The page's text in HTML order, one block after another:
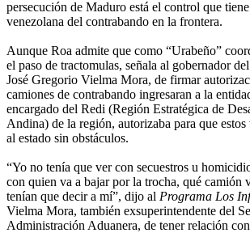
persecución de Maduro está el control que
venezolana del contrabando en la frontera.
Aunque Roa admite que como “Urabeño”
el paso de tractomulas, señala al gobernador
José Gregorio Vielma Mora, de firmar
camiones de contrabando ingresaran a la
encargado del Redi (Región Estratégica de
Andina) de la región, autorizaba para que
al estado sin obstáculos.
“Yo no tenía que ver con secuestros u
con quien va a bajar por la trocha, qué camión
tenían que decir a mí”, dijo al Programa Los
Vielma Mora, también exsuperintendente del
Administración Aduanera, de tener relación